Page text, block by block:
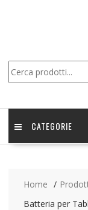
CATEGORIE
Home
Batteria per